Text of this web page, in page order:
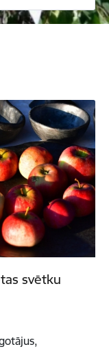
svētku